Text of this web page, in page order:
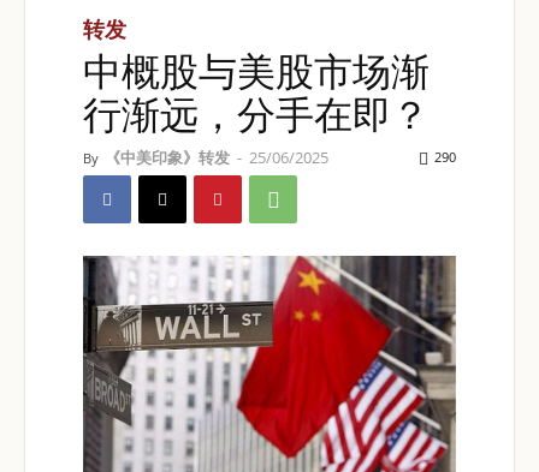
转发
中概股与美股市场渐
行渐远，分手在即？
By 《中美印象》转发 - 25/06/2025 290